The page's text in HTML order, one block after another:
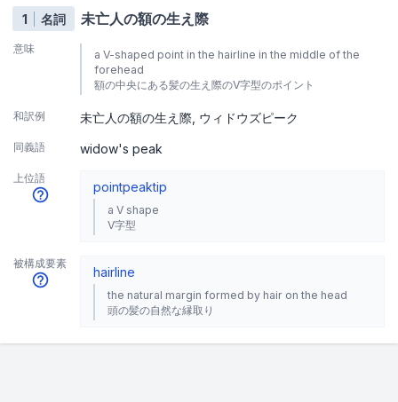
1 名詞 未亡人の額の生え際
意味
a V-shaped point in the hairline in the middle of the
forehead
額の中央にある髪の生え際のV字型のポイント
和訳例 未亡人の額の生え際 ウィドウズピーク
同義語 widow's peak
上位語
pointpeaktip
a V shape
V字型
被構成要素
hairline
the natural margin formed by hair on the head
頭の髪の自然な縁取り